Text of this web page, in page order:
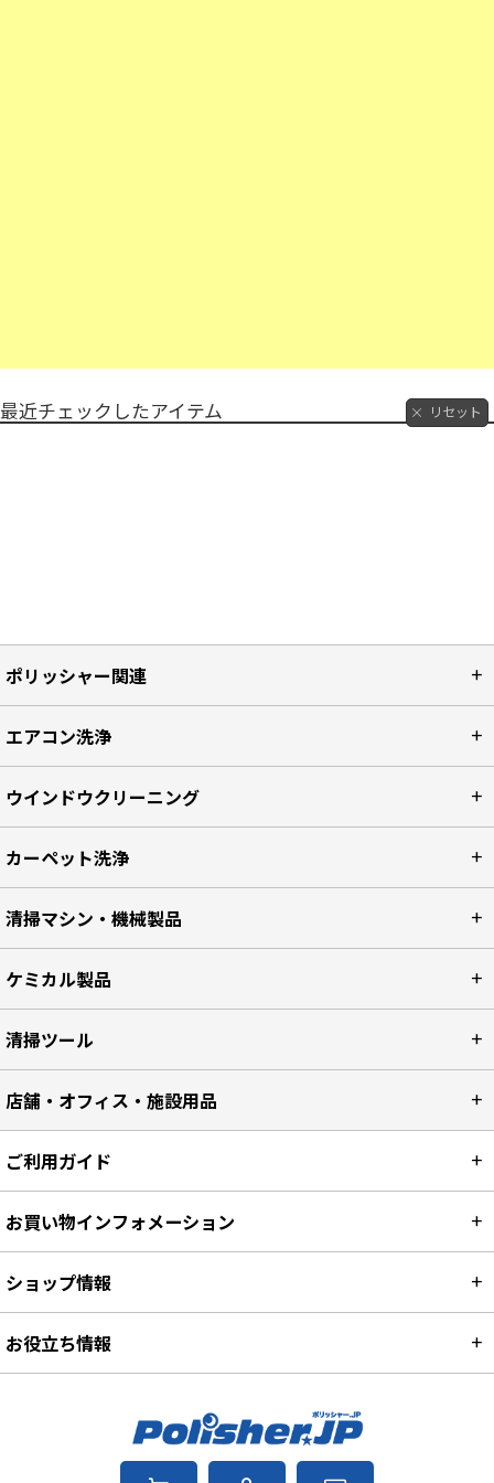
最近チェックしたアイテム リセット
ポリッシャー関連
エアコン洗浄
ウインドウクリーニング
カーペット洗浄
清掃マシン・機械製品
ケミカル製品
清掃ツール
店舗・オフィス・施設用品
ご利用ガイド
お買い物インフォメーション
ショップ情報
お役立ち情報